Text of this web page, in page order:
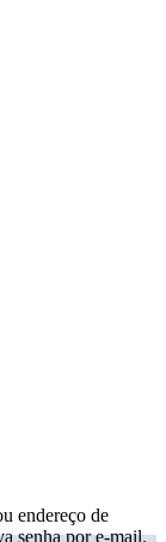
endereço de
senha por e-mail.